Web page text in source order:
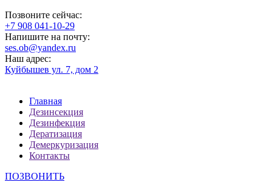
Позвоните сейчас:
‪+7 908 041-10-29
Напишите на почту:
ses.ob@yandex.ru
Наш адрес:
Куйбышев ул. 7, дом 2
Главная
Дезинсекция
Дезинфекция
Дератизация
Демеркуризация
Контакты
ПОЗВОНИТЬ